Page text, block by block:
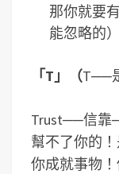
那你就要
能忽略的
「T」（T──
Trust──信靠
幫不了你的
你成就事物